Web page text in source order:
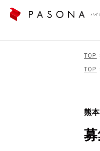
ハイ
TOP
TOP
熊